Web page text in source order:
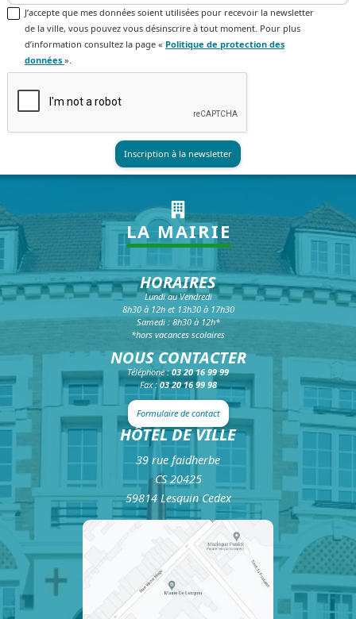
J’accepte que mes données soient utilisées pour recevoir la newsletter
de la ville, vous pouvez vous désinscrire à tout moment. Pour plus
d’information consultez la page « Politique de protection des
données ».
LA MAIRIE
HORAIRES
Lundi au Vendredi
8h30 à 12h et 13h30 à 17h30
Samedi : 8h30 à 12h*
*hors vacances scolaires
NOUS CONTACTER
Téléphone :03 20 16 99 99
Fax : 03 20 16 99 98
Formulaire de contact
HÔTEL DE VILLE
39 rue faidherbe
CS 20425
59814 Lesquin Cedex